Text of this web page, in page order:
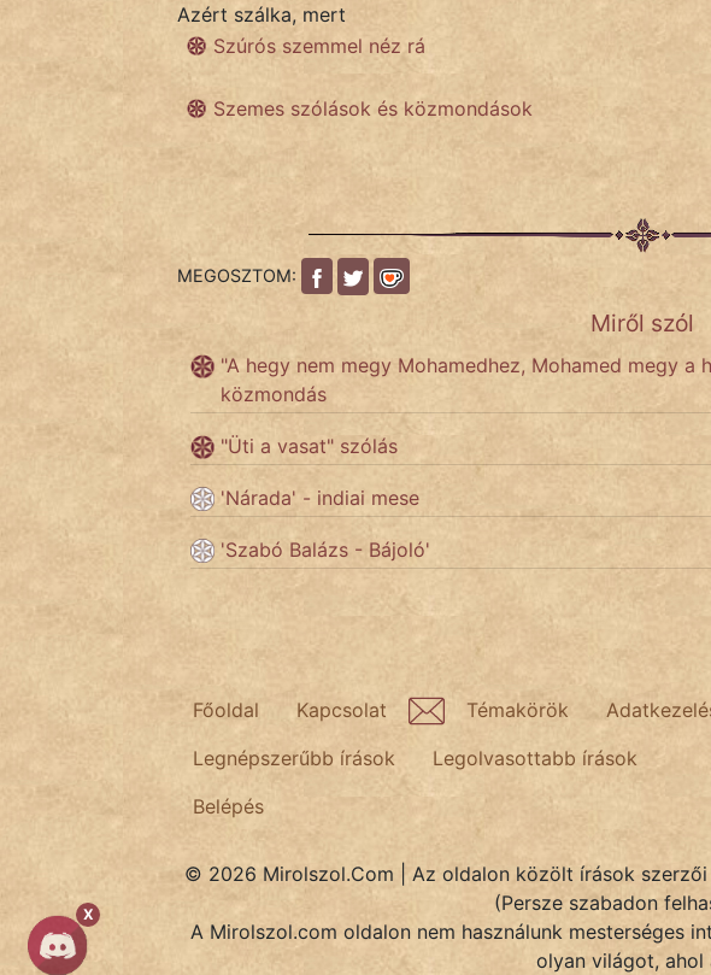
X
KÖZMONDÁS
FILM
Népszerű szerzőink:
fantom
Láron Ádám
nagyöreg
Azért szálka, mert
Szúrós szemmel néz rá
Szemes szólások és közmondások
MEGOSZTOM:
Miről szól
"A hegy nem megy Mohamedhez, Mohamed megy a
közmondás
"Üti a vasat" szólás
'Nárada' - indiai mese
'Szabó Balázs - Bájoló'
Főoldal Kapcsolat Témakörök
Legnépszerűbb írások
Legolvasottabb írások
Belépés
© 2026 Mirolszol.Com | Az oldalon közölt írások
(Persze szabadon
A Mirolszol.com oldalon nem használunk mesterséges
olyan világot, ahol